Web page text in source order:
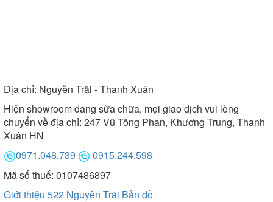
Địa chỉ: Nguyễn Trãi - Thanh Xuân
Hiện showroom đang sửa chữa, mọi giao dịch vui lòng
chuyển về địa chỉ: 247 Vũ Tông Phan, Khương Trung, Thanh
Xuân HN
0971.048.739
0915.244.598
Mã số thuế: 0107486897
Giới thiệu 522 Nguyễn Trãi Bản đồ